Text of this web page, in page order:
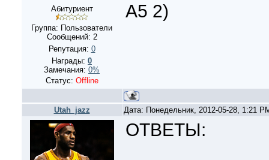
Абитуриент
Группа: Пользователи
Сообщений: 2
Репутация: 0
Награды: 0
Замечания: 0%
Статус: Offline
А5 2)
Utah_jazz Дата: Понедельник, 2012-05-28, 1:21
ОТВЕТЫ: